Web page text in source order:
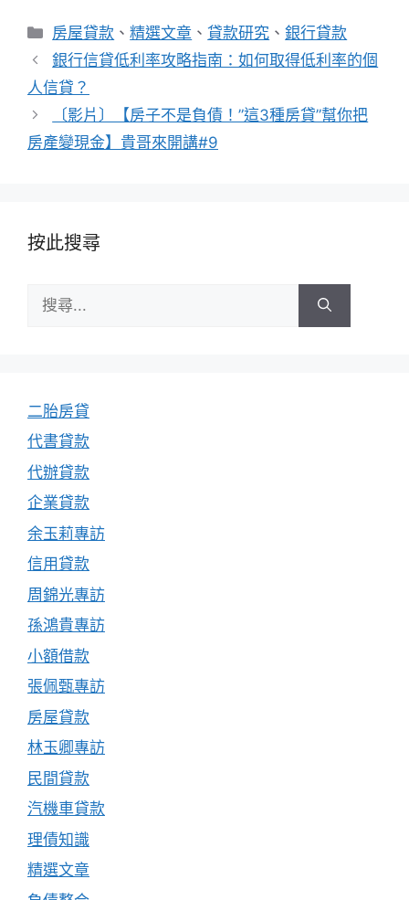
分
類
房屋貸款 、精選文章 、貸款研究 、銀行貸款
銀行信貸低利率攻略指南：如何取得低利率的個
人信貸？
〔影片〕【房子不是負債！”這3種房貸”幫你把
房產變現金】貴哥來開講#9
按此搜尋
尋:
二胎房貸
代書貸款
代辦貸款
企業貸款
余玉莉專訪
信用貸款
周錦光專訪
孫鴻貴專訪
小額借款
張佩甄專訪
房屋貸款
林玉卿專訪
民間貸款
汽機車貸款
理債知識
精選文章